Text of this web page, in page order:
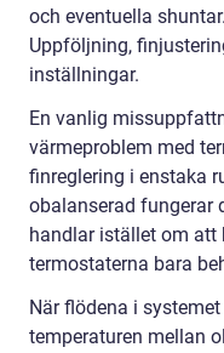
och eventuella shuntar.
Uppföljning,
inställningar.
En vanlig
värmeproblem med
finreglering i enstaka
obalanserad fungerar
handlar istället om att
termostaterna bara
När flödena i
temperaturen mellan